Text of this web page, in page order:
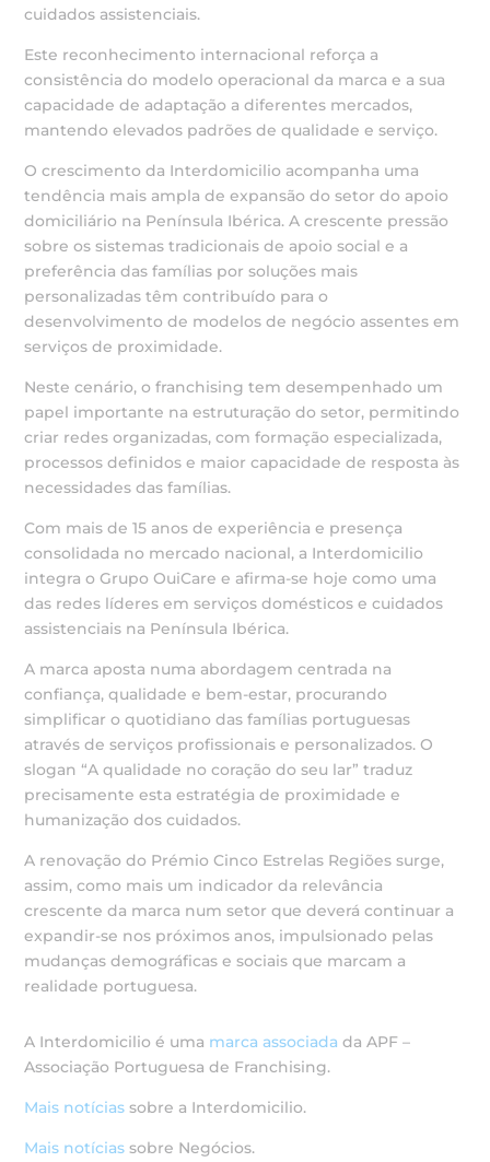
cuidados assistenciais.
Este reconhecimento internacional reforça a
consistência do modelo operacional da marca e a sua
capacidade de adaptação a diferentes mercados,
mantendo elevados padrões de qualidade e serviço.
O crescimento da Interdomicilio acompanha uma
tendência mais ampla de expansão do setor do apoio
domiciliário na Península Ibérica. A crescente pressão
sobre os sistemas tradicionais de apoio social e a
preferência das famílias por soluções mais
personalizadas têm contribuído para o
desenvolvimento de modelos de negócio assentes em
serviços de proximidade.
Neste cenário, o franchising tem desempenhado um
papel importante na estruturação do setor, permitindo
criar redes organizadas, com formação especializada,
processos definidos e maior capacidade de resposta às
necessidades das famílias.
Com mais de 15 anos de experiência e presença
consolidada no mercado nacional, a Interdomicilio
integra o Grupo OuiCare e afirma-se hoje como uma
das redes líderes em serviços domésticos e cuidados
assistenciais na Península Ibérica.
A marca aposta numa abordagem centrada na
confiança, qualidade e bem-estar, procurando
simplificar o quotidiano das famílias portuguesas
através de serviços profissionais e personalizados. O
slogan “A qualidade no coração do seu lar” traduz
precisamente esta estratégia de proximidade e
humanização dos cuidados.
A renovação do Prémio Cinco Estrelas Regiões surge,
assim, como mais um indicador da relevância
crescente da marca num setor que deverá continuar a
expandir-se nos próximos anos, impulsionado pelas
mudanças demográficas e sociais que marcam a
realidade portuguesa.
A Interdomicilio é uma marca associada da APF –
Associação Portuguesa de Franchising.
Mais notícias sobre a Interdomicilio.
Mais notícias sobre Negócios.